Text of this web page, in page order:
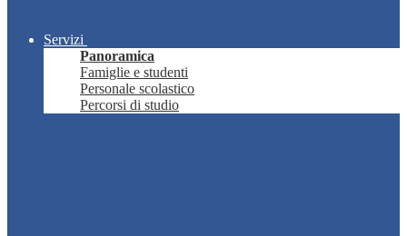
Servizi
Panoramica
Famiglie e studenti
Personale scolastico
Percorsi di studio